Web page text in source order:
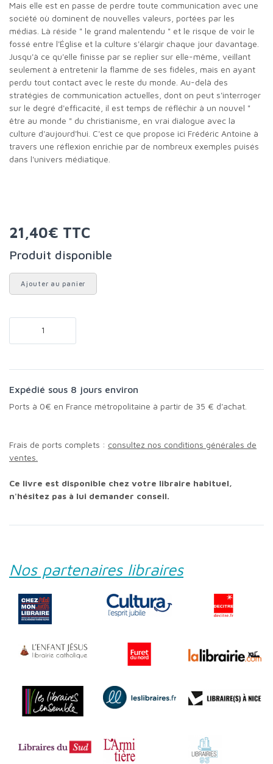
Mais elle est en passe de perdre toute communication avec une
société où dominent de nouvelles valeurs, portées par les
médias. Là réside " le grand malentendu " et le risque de voir le
fossé entre l'Église et la culture s'élargir chaque jour davantage.
Jusqu'à ce qu'elle finisse par se replier sur elle-même, veillant
seulement à entretenir la flamme de ses fidèles, mais en ayant
perdu tout contact avec le reste du monde. Au-delà des
stratégies de communication actuelles, dont on peut s'interroger
sur le degré d'efficacité, il est temps de réfléchir à un nouvel "
être au monde " du christianisme, en vrai dialogue avec la
culture d'aujourd'hui. C'est ce que propose ici Frédéric Antoine à
travers une réflexion enrichie par de nombreux exemples puisés
dans l'univers médiatique.
21,40€ TTC
Produit disponible
Ajouter au panier
Expédié sous 8 jours environ
Ports à 0€ en France métropolitaine à partir de 35 € d'achat.
Frais de ports complets : consultez nos conditions générales de
ventes.
Ce livre est disponible chez votre libraire habituel,
n'hésitez pas à lui demander conseil.
Nos partenaires libraires